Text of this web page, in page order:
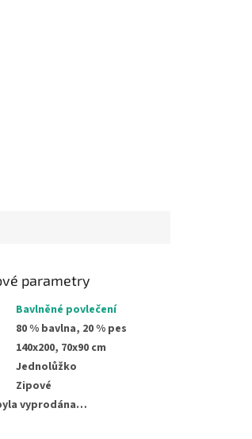
parametry
Bavlněné povlečení
80 % bavlna, 20 % pes
140x200, 70x90 cm
Jednolůžko
Zipové
vyprodána…